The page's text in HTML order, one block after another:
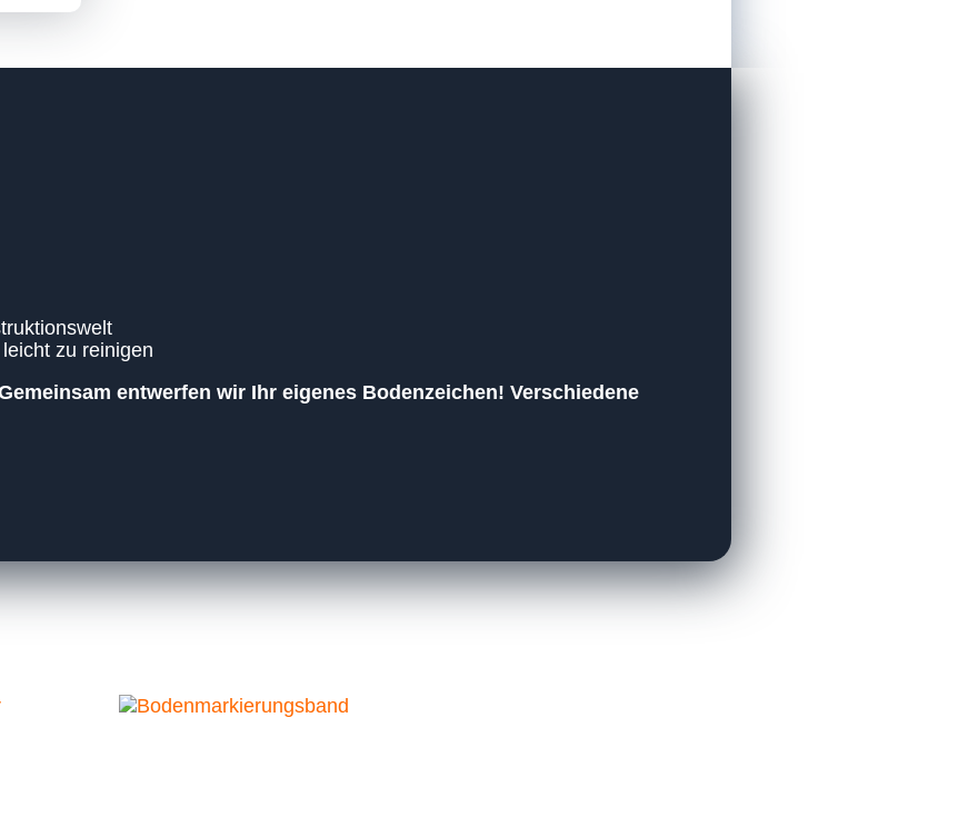
zu reinigen
entwerfen wir Ihr eigenes Bodenzeichen! Verschiedene